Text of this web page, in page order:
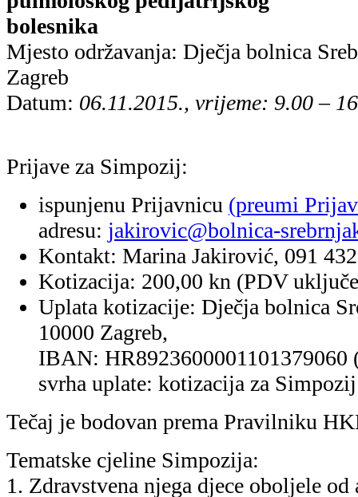
IBAN: HR8923600001101379060
svrha uplate: kotizacija za Simpozij
Tečaj je bodovan prema Pravilniku
bolesti
2. Novi pristupi u njezi i liječenju
bolesnika
3. Radionice